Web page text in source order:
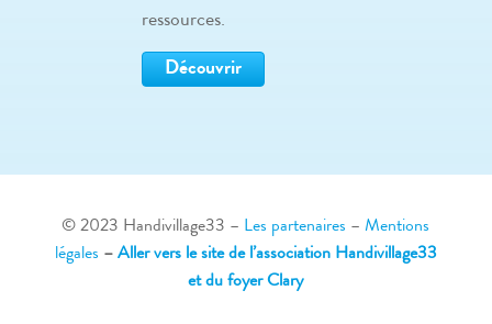
ressources.
Découvrir
© 2023 Handivillage33 – Les partenaires –Mentions
légales – Aller vers le site de l’association Handivillage33
et du foyer Clary